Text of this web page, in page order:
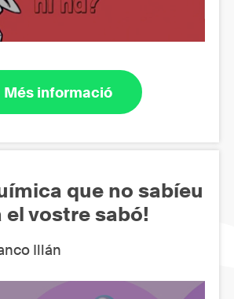
Més informació
que no sabíeu
el vostre sabó!
Illán